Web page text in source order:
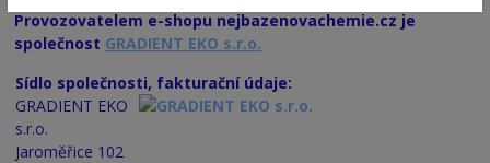
Provozovatelem e-shopu nejbazenovachemie.cz je
společnost GRADIENT EKO s.r.o.
Sídlo společnosti, fakturační údaje:
GRADIENT EKO
s.r.o.
Jaroměřice 102